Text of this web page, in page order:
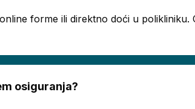
forme ili direktno doći u polikliniku.
osiguranja?